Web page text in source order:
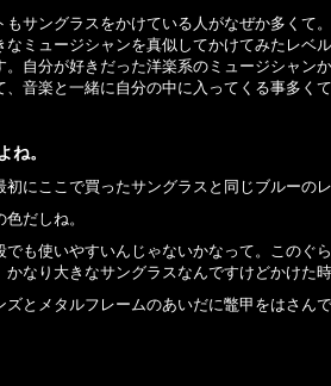
サングラスをかけている人がなぜか多くて
ュージシャンを真似してかけてみたレベ
自分が好きだった洋楽系のミュージシャン
音楽と一緒に自分の中に入ってくる事多くて
ね。
にここで買ったサングラスと同じブルーの
だしね。
も使いやすいんじゃないかなって。このぐ
なり大きなサングラスなんですけどかけた
とメタルフレームのあいだに鼈甲をはさんで